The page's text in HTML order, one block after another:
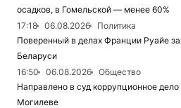
осадков, в Гомельской — менее 60%
17:18
06.08.2026
Политика
Поверенный в делах Франции Руайе
Беларуси
16:50
06.08.2026
Общество
Направлено в суд коррупционное дело
Могилеве